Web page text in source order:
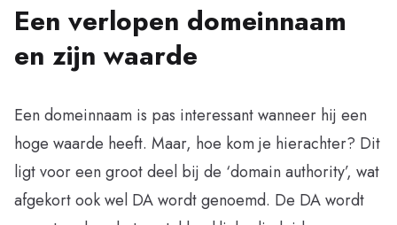
Een verlopen domeinnaam
en zijn waarde
Een domeinnaam is pas interessant wanneer hij een
hoge waarde heeft. Maar, hoe kom je hierachter? Dit
ligt voor een groot deel bij de ‘domain authority’, wat
afgekort ook wel DA wordt genoemd. De DA wordt